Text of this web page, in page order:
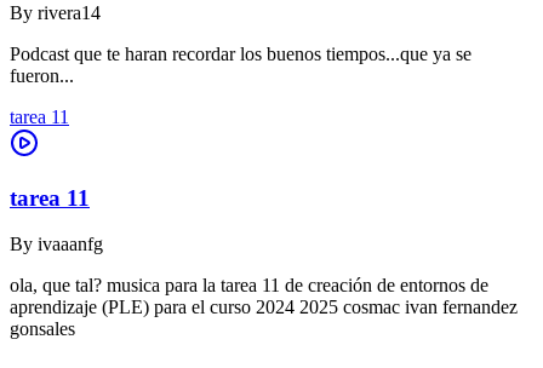
By rivera14
Podcast que te haran recordar los buenos tiempos...que ya se
fueron...
tarea 11
tarea 11
By ivaaanfg
ola, que tal? musica para la tarea 11 de creación de entornos de
aprendizaje (PLE) para el curso 2024 2025 cosmac ivan fernandez
gonsales